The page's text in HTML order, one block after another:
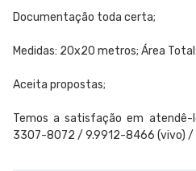
Documentação toda certa;
Medidas: 20x20 metros; Área
Aceita propostas;
Temos a satisfação em
3307-8072 / 9.9912-8466 (vivo) /